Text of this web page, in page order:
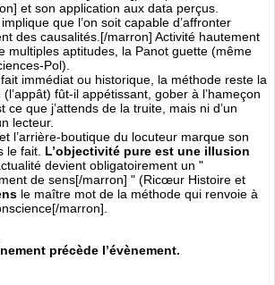
et son application aux data perçus.
que l’on soit capable d’affronter
des causalités.[/marron] Activité hautement
multiples aptitudes, la Panot guette (même
Pol).
immédiat ou historique, la méthode reste la
(l’appât) fût-il appétissant, gober à l’hameçon
ce que j’attends de la truite, mais ni d’un
lecteur.
l’arrière-boutique du locuteur marque son
le fait. L’objectivité pure est une illusion
devient obligatoirement un "
de sens[/marron] " (Ricœur Histoire et
le maître mot de la méthode qui renvoie à
marron].
précède l’évènement.